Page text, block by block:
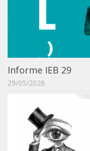
Informe IEB 29
29/05/2026